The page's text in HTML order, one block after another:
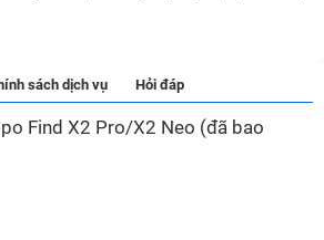
sách dịch vụ Hỏi đáp
Find X2 Pro/X2 Neo (đã bao